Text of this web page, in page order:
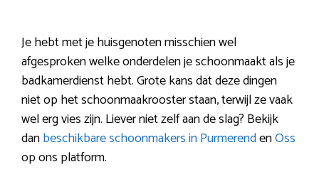
Je hebt met je huisgenoten misschien wel
afgesproken welke onderdelen je schoonmaakt als je
badkamerdienst hebt. Grote kans dat deze dingen
niet op het schoonmaakrooster staan, terwijl ze vaak
wel erg vies zijn. Liever niet zelf aan de slag? Bekijk
danbeschikbare schoonmakers in PurmerendenOss
op ons platform.